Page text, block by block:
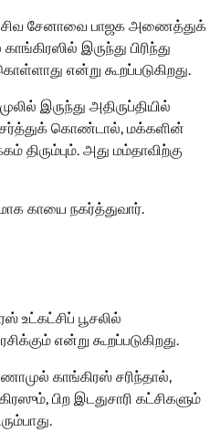
சேனாவை பாஜக அணைத்துக்
இருந்து பிரிந்து
என்று கூறப்படுகிறது.
இருந்து அதிருப்தியில்
சேர்த்துக் கொண்டால், மக்களின்
அது மம்தாவிற்கு
காயை நகர்த்துவார்.
உட்கட்சிப் பூசலில்
என்று கூறப்படுகிறது.
காங்கிரஸ் சரிந்தால்,
பிற இடதுசாரி கட்சிகளும்